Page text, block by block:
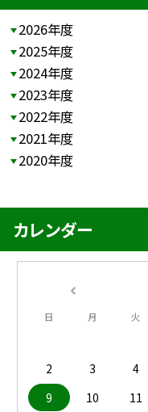
2026年度
2025年度
2024年度
2023年度
2022年度
2021年度
2020年度
カレンダー
日 月 火
2
3 4
9
10 11